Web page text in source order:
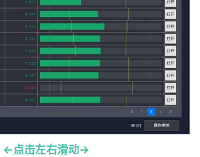
←点击左右滑动→